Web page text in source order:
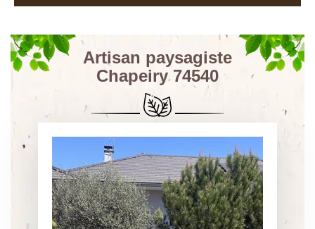
Artisan paysagiste
Chapeiry 74540